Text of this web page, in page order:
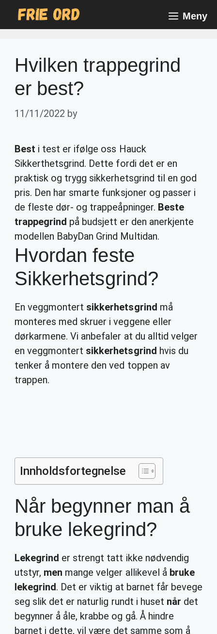
Meny
Hvilken trappegrind
er best?
11/11/2022 by
Best i test er ifølge oss Hauck
Sikkerthetsgrind. Dette fordi det er en
praktisk og trygg sikkerhetsgrind til en god
pris. Den har smarte funksjoner og passer i
de fleste dør- og trappeåpninger. Beste
trappegrind på budsjett er den anerkjente
modellen BabyDan Grind Multidan.
Hvordan feste
Sikkerhetsgrind?
En veggmontert sikkerhetsgrind må
monteres med skruer i veggene eller
dørkarmene. Vi anbefaler at du alltid velger
en veggmontert sikkerhetsgrind hvis du
tenker å montere den ved toppen av
trappen.
Innholdsfortegnelse
Når begynner man å
bruke lekegrind?
Lekegrind er strengt tatt ikke nødvendig
utstyr, men mange velger allikevel å bruke
lekegrind. Det er viktig at barnet får bevege
seg slik det er naturlig rundt i huset når det
begynner å åle, krabbe og gå. Å hindre
barnet i dette, vil være det samme som å